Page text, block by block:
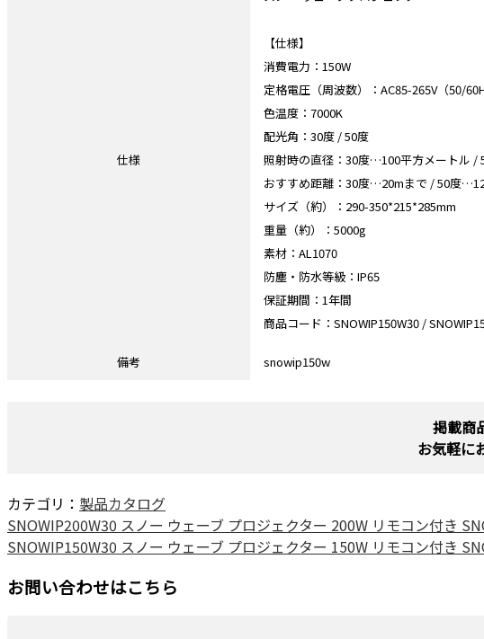
仕様
【仕様】
消費電力：150W
定格電圧（周波数）：AC85-265V（50/
色温度：7000K
配光角：30度 / 50度
照射時の直径：30度…100平方メートル /
おすすめ距離：30度…20mまで / 50度
サイズ（約）：290-350*215*285mm
重量（約）：5000g
素材：AL1070
防塵・防水等級：IP65
保証期間：1年間
商品コード：SNOWIP150W30 /
備考 snowip150w
掲載商
お気軽に
カテゴリ： 製品カタログ
SNOWIP200W30 スノー ウェーブ プロジェクター 200W リモコン付き
SNOWIP150W30 スノー ウェーブ プロジェクター 150W リモコン付き
お問い合わせはこちら